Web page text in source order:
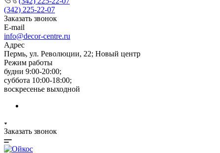
(342) 225-22-07
Заказать звонок
E-mail
info@decor-centre.ru
Адрес
Пермь, ул. Революции, 22; Новый центр
Режим работы
будни 9:00-20:00;
суббота 10:00-18:00;
воскресенье выходной
Заказать звонок